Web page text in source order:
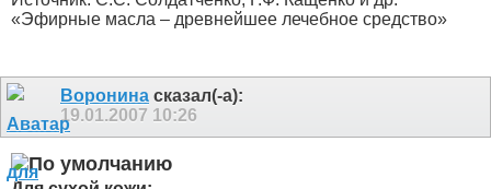
«Эфирные масла – древнейшее лечебное средство»
Воронина сказал(-а):
19.01.2007 10:26